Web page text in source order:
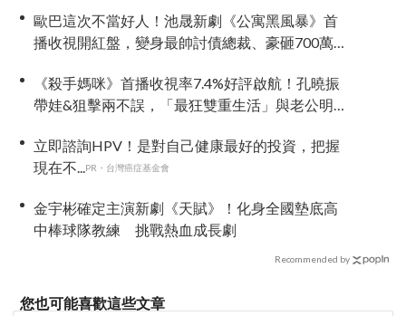
歐巴這次不當好人！池晟新劇《公寓黑風暴》首
播收視開紅盤，變身最帥討債總裁、豪砸700萬娶
《殺手媽咪》首播收視率7.4%好評啟航！孔曉振
帶娃&狙擊兩不誤，「最狂雙重生活」與老公明追
立即諮詢HPV！是對自己健康最好的投資，把握
現在不...
PR・台灣癌症基金會
金宇彬確定主演新劇《天賦》！化身全國墊底高
中棒球隊教練 挑戰熱血成長劇
Recommended by
您也可能喜歡這些文章